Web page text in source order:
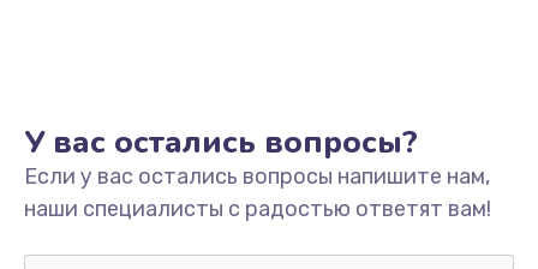
995 руб.
Заказать
Замена шлейфа матрицы
У вас остались вопросы?
Если у вас остались вопросы напишите нам,
наши специалисты с радостью ответят вам!